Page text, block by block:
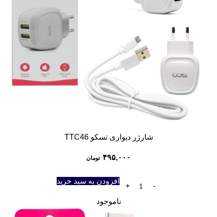
شارژر دیواری تسکو TTC46
۴۹۵,۰۰۰ تومان
افزودن به سبد خرید
ناموجود